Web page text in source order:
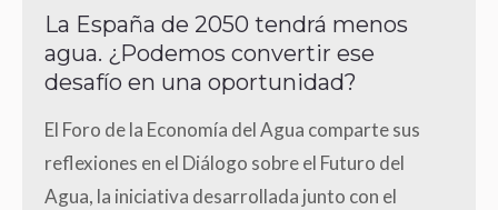
La España de 2050 tendrá menos
agua. ¿Podemos convertir ese
desafío en una oportunidad?
El Foro de la Economía del Agua comparte sus
reflexiones en el Diálogo sobre el Futuro del
Agua, la iniciativa desarrollada junto con el